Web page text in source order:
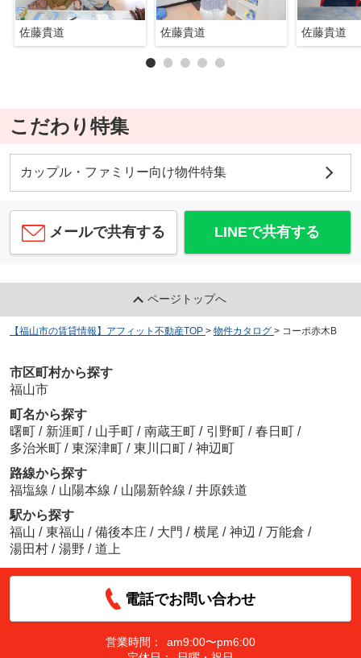
佐藤貴道 佐藤貴道 佐藤貴道
こだわり特集
カップル・ファミリー向け物件特集
メールで共有する LINEで共有する
ページトップへ
【福山市の賃貸情報】アフィット不動産TOP > 物件カタログ > コーポ赤木B
市区町村から探す
福山市
町名から探す
曙町 / 新涯町 / 山手町 / 南蔵王町 / 引野町 / 春日町 /
多治米町 / 東深津町 / 東川口町 / 神辺町
路線から探す
福塩線 / 山陽本線 / 山陽新幹線 / 井原鉄道
駅から探す
福山 / 東福山 / 備後本庄 / 大門 / 横尾 / 神辺 / 万能倉 /
湯田村 / 湯野 / 道上
電話でお問い合わせ
営業時間：
am9:00〜pm6:00